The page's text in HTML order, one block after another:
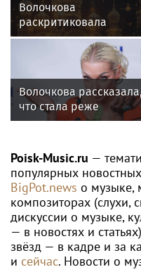
Волочкова
раскритиковала
концерт Билана в
Москве за плохую
организацию
Волочкова рассказала,
что стала реже
показывать шпагаты
Poisk-Music.ru —
популярных
BigPot.news о музыке,
композиторах (слухи,
дискуссии о музыке,
— в новостях и
звёзд — в кадре и за
и сейчас. Новости о